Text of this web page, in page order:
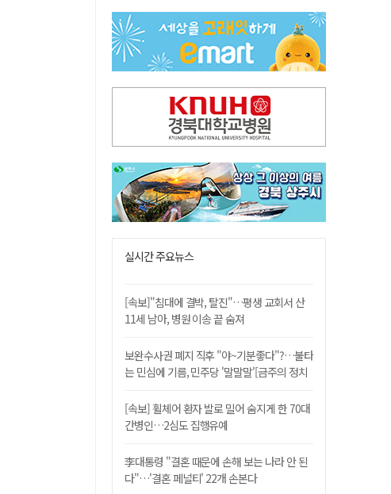
[시사뒷담] MOU의 함정, 협약식이 투자 확정은 아니긴 해
봉화서 주택 에어컨 실외기에서 시작된 불… 주택 화재로 번져
경찰, 9월 초부터 상피제 전격 실시…가족 사건 수사 못해
실시간 주요뉴스
[속보]"침대에 결박, 탈진"…평생 교회서 산
11세 남아, 병원 이송 끝 숨져
보완수사권 폐지 직후 "야~기분좋다"?…불타
는 민심에 기름, 민주당 '말말말'[금주의 정치
[속보] 휠체어 환자 발로 밀어 숨지게 한 70대
간병인…2심도 집행유예
李대통령 "결혼 때문에 손해 보는 나라 안 된
다"…'결혼 페널티' 22개 손본다